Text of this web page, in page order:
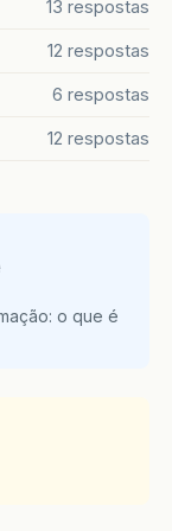
13 respostas
12 respostas
6 respostas
12 respostas
o que é